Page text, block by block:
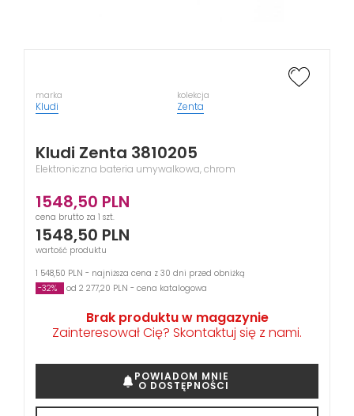
marka
Kludi
kolekcja
Zenta
Kludi Zenta 3810205
Elektroniczna bateria umywalkowa, chrom
1548,50 PLN
cena brutto za 1 szt.
1548,50 PLN
wartość produktu
1 548,50 PLN - najniższa cena z 30 dni przed obniżką
-32%
od 2 277,20 PLN - cena katalogowa
Brak produktu w magazynie
Zainteresował Cię? Skontaktuj się z nami.
POWIADOM MNIE
O DOSTĘPNOŚCI